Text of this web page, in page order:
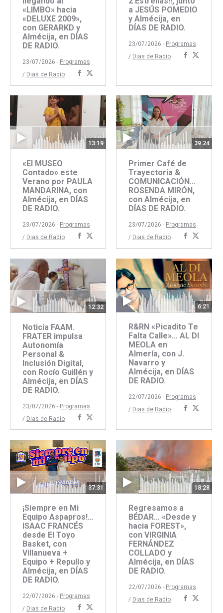
«LIMBO» hacia
«DELUXE 2009»,
con GERARKD y
Almécija, en DÍAS
DE RADIO.
23/07/2026 - Programas
/ Dias de Radio
Compartir
con
Facebook
con
Twitter
a JESÚS POMEDIO
y Almécija, en
DÍAS DE RADIO.
23/07/2026 - Programas
/ Dias de Radio
Compartir
13:19
«El MUSEO
Contado» este
Verano por PAULA
MANDARINA, con
Almécija, en DÍAS
DE RADIO.
23/07/2026 - Programas
/ Dias de Radio
Compartir
con
Facebook
con
Twitter
39:24
Primer Café de
Trayectoria &
COMUNICACIÓN…
ROSENDA MIRÓN,
con Almécija, en
DÍAS DE RADIO.
23/07/2026 - Programas
/ Dias de Radio
Compartir
concon
12:32
Noticia FAAM.
FRATER impulsa
Autonomía
Personal &
Inclusión Digital,
con Rocío Guillén y
Almécija, en DÍAS
DE RADIO.
23/07/2026 - Programas
/ Dias de Radio
Compartir
con
Facebook
con
Twitter
6:21
R&RN «Picadito Te
Falta Calle»… AL DI
MEOLA en
Almería, con J.
Navarro y
Almécija, en DÍAS
DE RADIO.
22/07/2026 - Programas
/ Dias de Radio
Compartir
37:31
¡Siempre en Mi
Equipo Aspapros!…
ISAAC FRANCÉS
desde El Toyo
Basket, con
Villanueva +
Equipo + Repullo y
Almécija, en DÍAS
DE RADIO.
22/07/2026 - Programas
/ Dias de Radio
Compartir
18:28
Regresamos a
BÉDAR… «Desde y
hacia FOREST»,
con VIRGINIA
FERNÁNDEZ
COLLADO y
Almécija, en DÍAS
DE RADIO.
22/07/2026 - Programas
/ Dias de Radio
Compartir